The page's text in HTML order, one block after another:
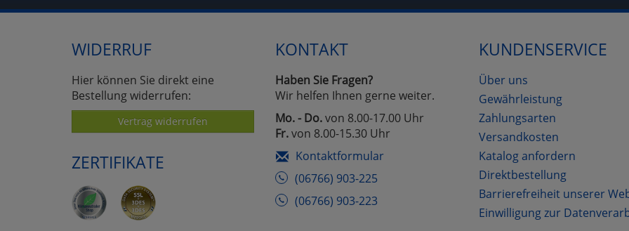
WIDERRUF
Hier können Sie direkt eine
Bestellung widerrufen:
Vertrag widerrufen
ZERTIFIKATE
KONTAKT
Haben Sie Fragen?
Wir helfen Ihnen gerne weiter.
Mo. - Do.von 8.00-17.00 Uhr
Fr.von 8.00-15.30 Uhr
Kontaktformular
(06766) 903-225
(06766) 903-223
KUNDENSERVICE
Über uns
Gewährleistung
Zahlungsarten
Versandkosten
Katalog anfordern
Direktbestellung
Barrierefreiheit unserer
Einwilligung zur